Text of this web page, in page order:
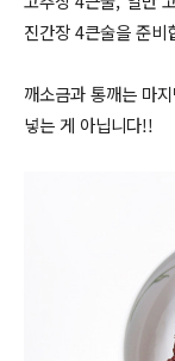
진간장 4큰술을준비
깨소금과 통깨는 마
넣는 게 아닙니다!!